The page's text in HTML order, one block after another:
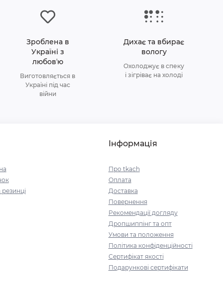
Зроблена в
Україні з
любовʼю
Виготовляється в
Україні під час
війни
Дихає та вбирає
вологу
Охолоджує в спеку
і зігріває на холоді
Інформація
Про tkach
Оплата
Доставка
Повернення
Рекомендації догляду
Дропшиппінг та опт
Умови та положення
Політика конфіденційності
Сертифікат якості
Подарункові сертифікати